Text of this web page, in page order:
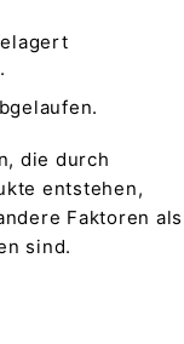
die durch
entstehen,
Faktoren als
sind.